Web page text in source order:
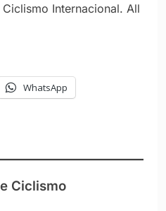
Internacional. All
WhatsApp
Ciclismo